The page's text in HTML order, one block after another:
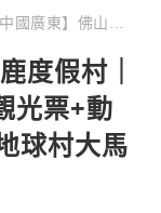
度假村｜
光票+動
球村大馬